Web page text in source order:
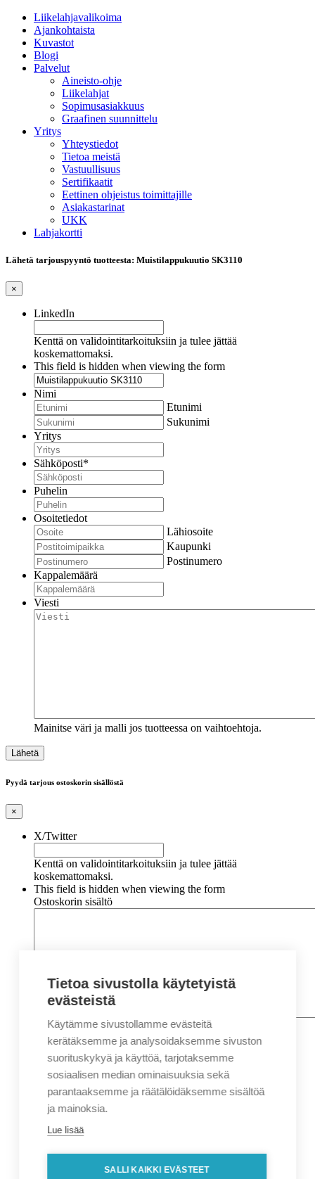
Liikelahjavalikoima
Ajankohtaista
Kuvastot
Blogi
Palvelut
Aineisto-ohje
Liikelahjat
Sopimusasiakkuus
Graafinen suunnittelu
Yritys
Yhteystiedot
Tietoa meistä
Vastuullisuus
Sertifikaatit
Eettinen ohjeistus toimittajille
Asiakastarinat
UKK
Lahjakortti
Lähetä tarjouspyyntö tuotteesta: Muistilappukuutio SK3110
×
LinkedIn
Kenttä on validointitarkoituksiin ja tulee jättää
koskemattomaksi.
This field is hidden when viewing the form
Nimi
Etunimi
Sukunimi
Yritys
Sähköposti*
Puhelin
Osoitetiedot
Lähiosoite
Kaupunki
Postinumero
Kappalemäärä
Viesti
Mainitse väri ja malli jos tuotteessa on vaihtoehtoja.
Pyydä tarjous ostoskorin sisällöstä
×
X/Twitter
Kenttä on validointitarkoituksiin ja tulee jättää
koskemattomaksi.
This field is hidden when viewing the form
Ostoskorin sisältö
Nimi*
Etunimi
Sukunimi
Sähköposti*
Puhelin*
Osoitetiedot
Lähiosoite
Tietoa sivustolla käytetyistä
evästeistä
Käytämme sivustollamme evästeitä
kerätäksemme ja analysoidaksemme sivuston
suorituskykyä ja käyttöä, tarjotaksemme
sosiaalisen median ominaisuuksia sekä
parantaaksemme ja räätälöidäksemme sisältöä
ja mainoksia.
Lue lisää
SALLI KAIKKI EVÄSTEET